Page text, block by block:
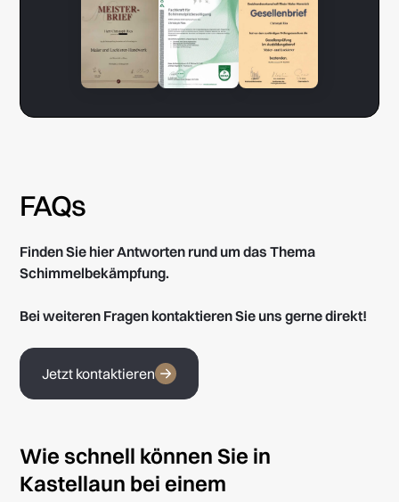
FAQs
Finden Sie hier Antworten rund um das Thema
Schimmelbekämpfung.
Bei weiteren Fragen kontaktieren Sie uns gerne direkt!
Jetzt kontaktieren
Wie schnell können Sie in
Kastellaun bei einem